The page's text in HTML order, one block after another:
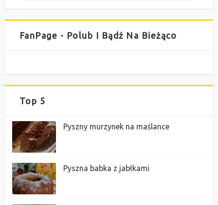
FanPage - Polub I Bądź Na Bieżąco
Top 5
Pyszny murzynek na maślance
Pyszna babka z jabłkami